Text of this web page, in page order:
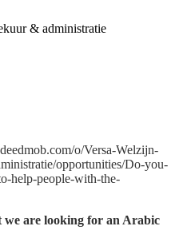
& administratie
o/Versa-Welzijn-
opportunities/Do-you-
help-people-with-the-
are looking for an Arabic